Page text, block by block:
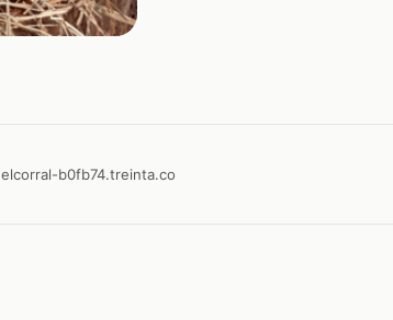
elcorral-b0fb74.treinta.co